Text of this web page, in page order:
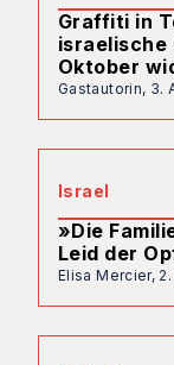
Graffiti in
israelische
Oktober
Gastautorin, 3.
Israel
»Die
Leid der
Elisa Mercier,